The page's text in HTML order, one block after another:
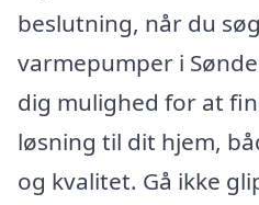
beslutning, når du
varmepumper i
dig mulighed for at
løsning til dit hjem,
og kvalitet. Gå ikke